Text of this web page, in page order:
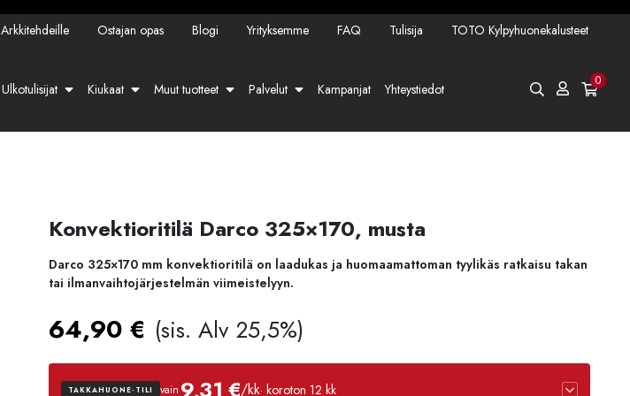
Arkkitehdeille Ostajan opas Blogi Yrityksemme FAQ Tulisija TOTO Kylpyhuonekalusteet
Ulkotulisijat Kiukaat Muut tuotteet Palvelut Kampanjat Yhteystiedot 0
Konvektioritilä Darco 325×170, musta
Darco 325×170 mm konvektioritilä on laadukas ja huomaamattoman tyylikäs ratkaisu takan
tai ilmanvaihtojärjestelmän viimeistelyyn.
64,90 € (sis. Alv 25,5%)
TAKKAHUONE-TILI vain 9,31 €/kk· koroton 12 kk